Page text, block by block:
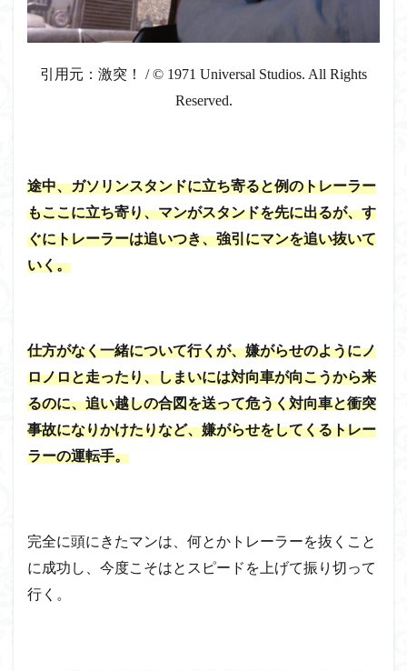
引用元：激突！ / © 1971 Universal Studios. All Rights
Reserved.
途中、ガソリンスタンドに立ち寄ると例のトレーラー
もここに立ち寄り、マンがスタンドを先に出るが、す
ぐにトレーラーは追いつき、強引にマンを追い抜いて
いく。
仕方がなく一緒について行くが、嫌がらせのようにノ
ロノロと走ったり、しまいには対向車が向こうから来
るのに、追い越しの合図を送って危うく対向車と衝突
事故になりかけたりなど、嫌がらせをしてくるトレー
ラーの運転手。
完全に頭にきたマンは、何とかトレーラーを抜くこと
に成功し、今度こそはとスピードを上げて振り切って
行く。